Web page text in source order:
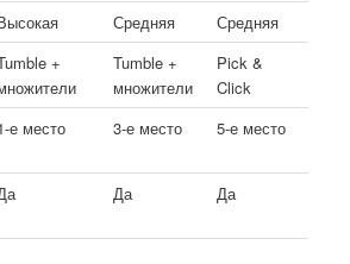
Средняя
Средняя
+
Tumble +
множители
Pick &
Click
е место 3-е место 5-е место
Да Да